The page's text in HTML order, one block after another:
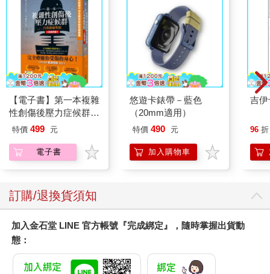
一任空軍總司令；大隊長則是立下中日空戰首勝的第四航空大隊
長高志航，他的故事還改編成台灣的經典電影《筧橋英烈傳》，
賺走不少觀眾的熱淚。
此生唯一的戀情
高志航殉職沒多久，周爺爺就離開部隊了，不再有大鍋飯可吃、
沒有軍衣可穿的他，跑去東北的老百姓家敲門詢問有沒有活兒可
幹，他說：「我會種菜。」
一天五塊錢的孫中山紙鈔，算是不錯的工資，可讓他吃上三天。
在東北的十年間周爺爺認識很多女孩子，「她們講話好聽」，可
是最後一次離家前，周爺爺答應過母親，在外不跟女孩子奇奇怪
孩，是這一生第一個，也是唯一的一個。
那年周爺爺已經快四十歲，在南京做過草蓆與木工的工作，也到
香港做點水電生意。有一天他又回到南京，搭公車時一個緊急煞
【電子書】第一本複雜
性創傷後壓力症候群自
我療癒聖經（長銷典
特價 499 元
電子書
悠遊卡錶帶－藍色
（20mm適用）
特價 490 元
加入購物車
吉
96 折
訂購/退換貨須知
加入金石堂 LINE 官方帳號『完成綁定』，隨時掌握出貨動
態：